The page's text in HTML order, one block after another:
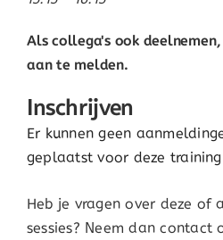
FAQ
Als collega's ook
aan te melden.
Inschrijven
Er kunnen geen
geplaatst voor deze
Heb je vragen over deze of
sessies? Neem dan contact